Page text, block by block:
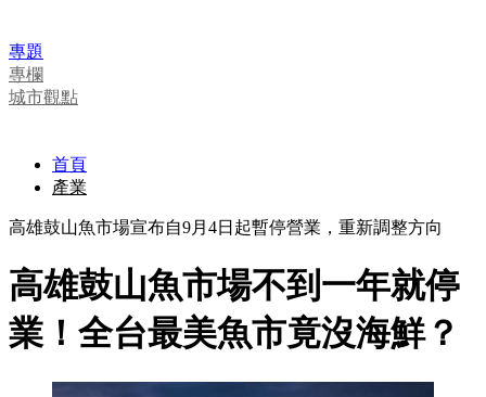
專題
專欄
城市觀點
首頁
產業
高雄鼓山魚市場宣布自9月4日起暫停營業，重新調整方向
高雄鼓山魚市場不到一年就停
業！全台最美魚市竟沒海鮮？